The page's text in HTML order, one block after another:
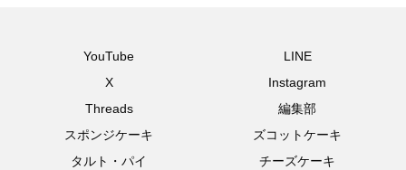
YouTube
LINE
X
Instagram
Threads
編集部
スポンジケーキ
ズコットケーキ
タルト・パイ
チーズケーキ